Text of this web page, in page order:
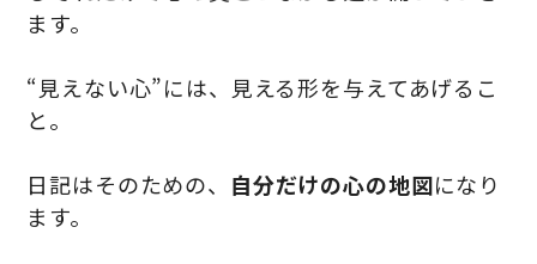
ます。
“見えない心”には、見える形を与えてあげるこ
と。
日記はそのための、 自分だけの心の地図になり
ます。